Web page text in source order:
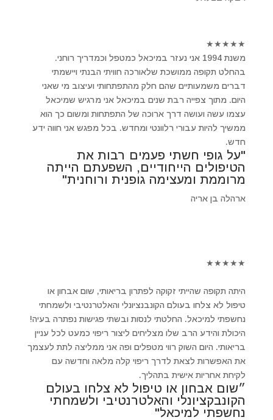
★
★
★
★
★
משנת 1994 אני נעזר במיכאל כמטפל וכמדריך רוחני.
בהחלט תקופה ממושכת שלאורכה חוויתי הבנתי ויישמתי
דברים משמעותיים שהם חלק מהתפתחותי ועיצוב מי שאני
היום. מתוך צפייה רבת שנים במיכאל אני מרגיש שמיכאל
עצמו עשה ועושה דרך ארוכה של התפתחות ומשום כך הוא
ממשיך להיות עבורי רלוונטי ומחדש. בכל מפגש אני חווה ידע
חדש.
"על גופי חשתי פעמים רבות את
הטיפולים הייחודיים, השפעתם הייתה
מרוממת ומעצימה גופנית ורוחנית"
ארהלה בן אריה
★
★
★
★
★
היתה תקופה שהייתי זקוקה לפתרון בריאותי, שום אבחון או
טיפול לא צלחו בעולם הקונבנציונלי והאלטרנטיבי ולשמחתי
נחשפתי למיכאל. החלטתי לנסות ובשתי פגישות נפתרה בעיה!
היכולת והידע הרב שלו מצליחים ליצור ריפוי כמעט לכל עניין
בריאותי. היום השוק רווי מטפלים ופה אני ממליצה לתת לעצמך
את האפשרות לצאת לדרך ריפוי קלה מלאה וחדשה עם
לקיחת אחריות אישית בתהליך.
״שום אבחון או טיפול לא צלחו בעולם
הקונבקציונלי והאלטרנטיבי ולשמחתי
נחשפתי למיכאל"